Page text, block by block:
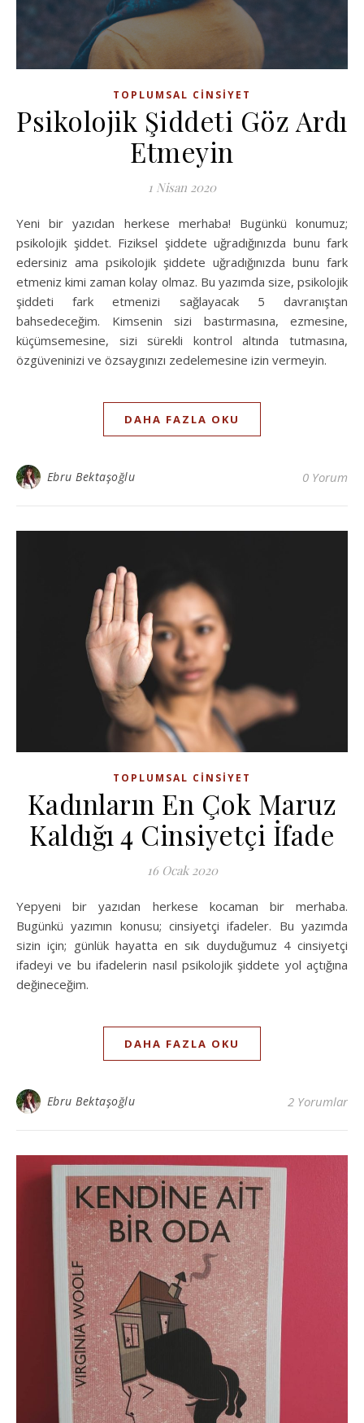
TOPLUMSAL CINSIYET
Psikolojik Şiddeti Göz Ardı
Etmeyin
1 Nisan 2020
Yeni bir yazıdan herkese merhaba! Bugünkü konumuz;
psikolojik şiddet. Fiziksel şiddete uğradığınızda bunu fark
edersiniz ama psikolojik şiddete uğradığınızda bunu fark
etmeniz kimi zaman kolay olmaz. Bu yazımda size, psikolojik
şiddeti fark etmenizi sağlayacak 5 davranıştan
bahsedeceğim. Kimsenin sizi bastırmasına, ezmesine,
küçümsemesine, sizi sürekli kontrol altında tutmasına,
özgüveninizi ve özsaygınızı zedelemesine izin vermeyin.
DAHA FAZLA OKU
Ebru Bektaşoğlu 0 Yorum
TOPLUMSAL CINSIYET
Kadınların En Çok Maruz
Kaldığı 4 Cinsiyetçi İfade
16 Ocak 2020
Yepyeni bir yazıdan herkese kocaman bir merhaba.
Bugünkü yazımın konusu; cinsiyetçi ifadeler. Bu yazımda
sizin için; günlük hayatta en sık duyduğumuz 4 cinsiyetçi
ifadeyi ve bu ifadelerin nasıl psikolojik şiddete yol açtığına
değineceğim.
DAHA FAZLA OKU
Ebru Bektaşoğlu 2 Yorumlar